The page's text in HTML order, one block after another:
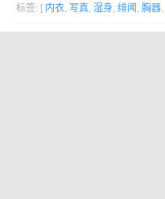
标签: [ 内衣, 写真, 湿身, 绯闻 , 胸器,